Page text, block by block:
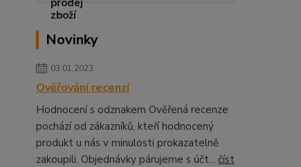
Novinky
03.01.2023
Ověřování recenzí
Hodnocení s odznakem Ověřená recenze
pochází od zákazníků, kteří hodnocený
produkt u nás v minulosti prokazatelně
zakoupili. Objednávky párujeme s účt... číst